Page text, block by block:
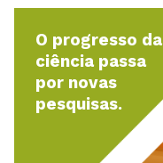
O progresso da
ciência passa
por novas
pesquisas.